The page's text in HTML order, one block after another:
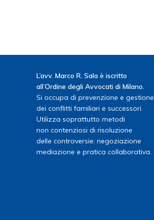
L’avv. Marco R. Sala è iscritto
all’Ordine degli Avvocati di Milano.
Si occupa di prevenzione e gestione
dei conflitti familiari e successori.
Utilizza soprattutto metodi
non contenziosi di risoluzione
delle controversie: negoziazione
mediazione e pratica collaborativa.